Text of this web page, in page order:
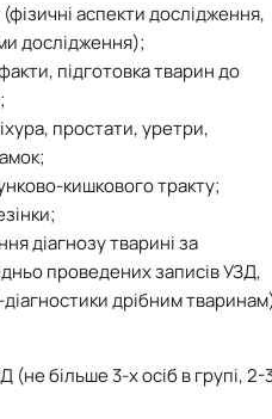
аспекти дослідження,
дослідження);
підготовка тварин до
простати, уретри,
кишкового тракту;
діагнозу тварині за
проведених записів УЗД,
дрібним
більше 3-х осіб в групі, 2-